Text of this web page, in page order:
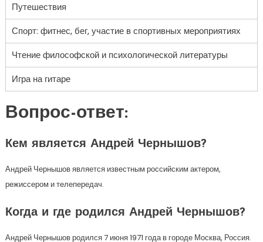
Путешествия
Спорт: фитнес, бег, участие в спортивных мероприятиях
Чтение философской и психологической литературы
Игра на гитаре
Вопрос-ответ:
Кем является Андрей Чернышов?
Андрей Чернышов является известным российским актером,
режиссером и телепередач.
Когда и где родился Андрей Чернышов?
Андрей Чернышов родился 7 июня 1971 года в городе Москва, Россия.